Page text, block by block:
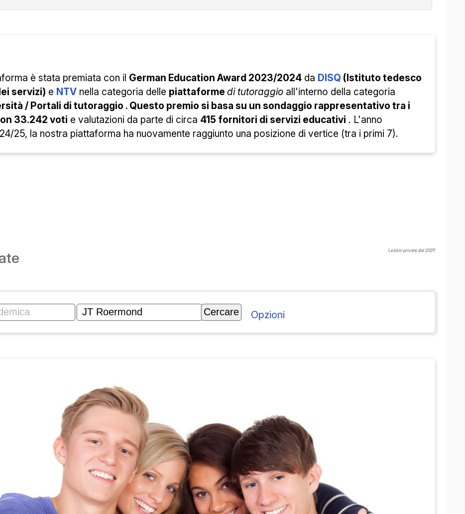
è stata premiata con il German Education Award 2023/2024 da DISQ (Istituto tedesco
servizi) e NTV nella categoria delle piattaformedi tutoraggio all'interno della categoria
/ Portali di tutoraggio . Questo premio si basa su un sondaggio rappresentativo tra i
33.242 voti e valutazioni da parte di circa 415 fornitori di servizi educativi . L'anno
25, la nostra piattaforma ha nuovamente raggiunto una posizione di vertice (tra i primi 7).
Lezioni private dal 2001!
Opzioni